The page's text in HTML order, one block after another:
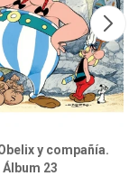
y compañía.
Álbum 23